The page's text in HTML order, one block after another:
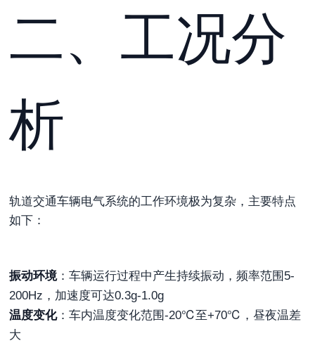
二、工况分
析
轨道交通车辆电气系统的工作环境极为复杂，主要特点
如下：
振动环境：车辆运行过程中产生持续振动，频率范围5-
200Hz，加速度可达0.3g-1.0g
温度变化：车内温度变化范围-20℃至+70℃，昼夜温差
大